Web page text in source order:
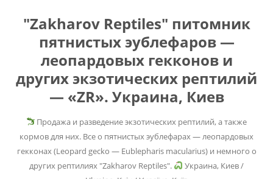
"Zakharov Reptiles" питомник
пятнистых эублефаров —
леопардовых гекконов и
других экзотических рептилий
— «ZR». Украина, Киев
Продажа и разведение экзотических рептилий, а также
кормов для них. Все о пятнистых эублефарах — леопардовых
гекконах (Leopard gecko — Eublepharis macularius) и немного о
других рептилиях "Zakharov Reptiles".
Украина, Киев /